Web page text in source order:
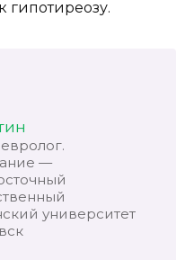
гипотиреозу.
—
университет